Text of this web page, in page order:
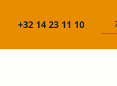
+32 14 23 11 10